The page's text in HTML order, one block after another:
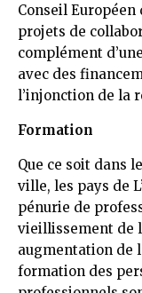
Conseil Européen
projets de
complément
avec des
l’injonction de la
Formation
Que ce soit dans
ville, les pays de
pénurie de
vieillissement de
augmentation de
formation des